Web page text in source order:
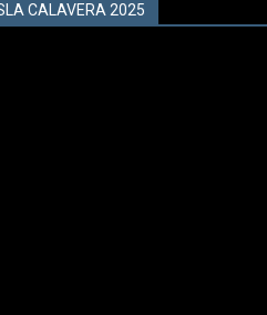
CALAVERA 2025